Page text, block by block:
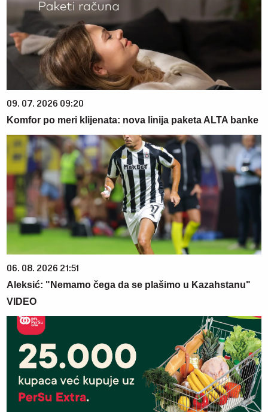
09. 07. 2026 09:20
Komfor po meri klijenata: nova linija paketa ALTA banke
06. 08. 2026 21:51
Aleksić: "Nemamo čega da se plašimo u Kazahstanu"
VIDEO